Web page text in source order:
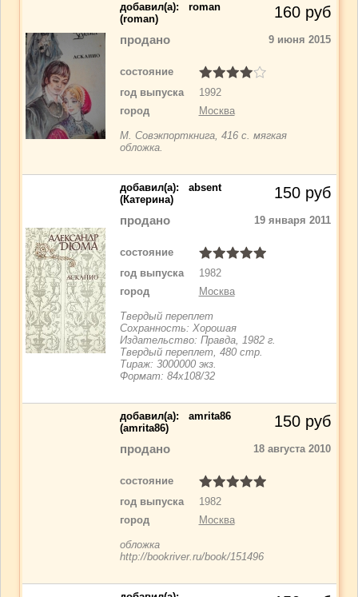
добавил(a): roman
(roman)
160 руб
продано 9 июня 2015
состояние
год выпуска
1992
город
Москва
М. Совэкпорткнига, 416 с. мягкая
обложка.
добавил(a): absent
(Катерина)
150 руб
продано 19 января 2011
состояние
год выпуска
1982
город
Москва
Твердый переплет
Сохранность: Хорошая
Издательство: Правда, 1982 г.
Твердый переплет, 480 стр.
Тираж: 3000000 экз.
Формат: 84x108/32
добавил(a): amrita86
(amrita86)
150 руб
продано 18 августа 2010
состояние
год выпуска
1982
город
Москва
обложка
http://bookriver.ru/book/151496